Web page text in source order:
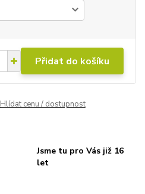
Přidat do košíku
Hlídat cenu / dostupnost
Jsme tu pro Vás již 16
let